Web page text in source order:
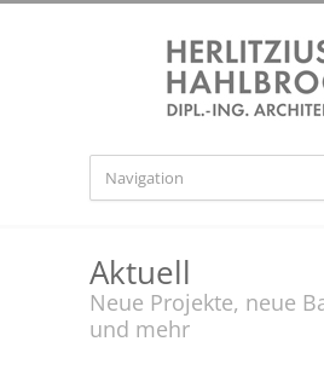
Aktuell
Neue Projekte, neue
und mehr